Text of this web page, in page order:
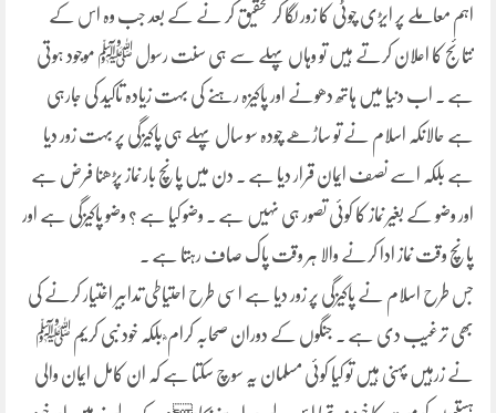
اہم معاملے پر ایڑی چوٹی کا زور لگا کر تحقیق کر نے کے بعد جب وہ اس کے
نتائج کا اعلان کرتے ہیں تو وہاں پہلے سے ہی سنت رسول ﷺ موجود ہوتی
ہے ۔ اب دنیا میں ہاتھ دھونے اور پاکیزہ رہنے کی بہت زیادہ تاکید کی جارہی
ہے حالانکہ اسلام نے تو ساڑھے چودہ سو سال پہلے ہی پاکیزگی پر بہت زور دیا
ہے بلکہ اسے نصف ایمان قرار دیا ہے ۔ دن میں پانچ بار نماز پڑھنا فرض ہے
اور وضو کے بغیر نماز کا کوئی تصور ہی نہیں ہے ۔ وضو کیا ہے ؟ وضو پاکیزگی ہے اور
پانچ وقت نماز ادا کرنے والا ہر وقت پاک صاف رہتا ہے ۔
جس طرح اسلام نے پاکیزگی پر زور دیا ہے اسی طرح احتیاطی تدابیر اختیار کرنے کی
بھی ترغیب دی ہے ۔ جنگوں کے دوران صحابہ کرام ؓ بلکہ خود نبی کریم ﷺ
نے زرہیں پہنی ہیں تو کیا کوئی مسلمان یہ سوچ سکتا ہے کہ ان کامل ایمان والی